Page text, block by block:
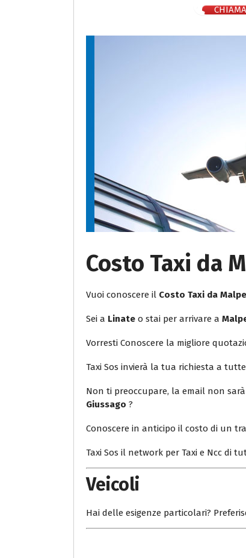
Costo Taxi da
Vuoi conoscere il Costo Taxi da
Sei a Linate o stai per arrivare a
Vorresti Conoscere la migliore
Taxi Sos invierà la tua richiesta a
Non ti preoccupare, la email non
Giussago ?
Conoscere in anticipo il costo di un
Taxi Sos il network per Taxi e Ncc di
Veicoli
Hai delle esigenze particolari?